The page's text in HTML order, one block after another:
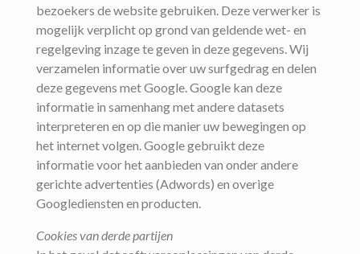
bezoekers de website gebruiken. Deze verwerker is
mogelijk verplicht op grond van geldende wet- en
regelgeving inzage te geven in deze gegevens. Wij
verzamelen informatie over uw surfgedrag en delen
deze gegevens met Google. Google kan deze
informatie in samenhang met andere datasets
interpreteren en op die manier uw bewegingen op
het internet volgen. Google gebruikt deze
informatie voor het aanbieden van onder andere
gerichte advertenties (Adwords) en overige
Googlediensten en producten.
Cookies van derde partijen